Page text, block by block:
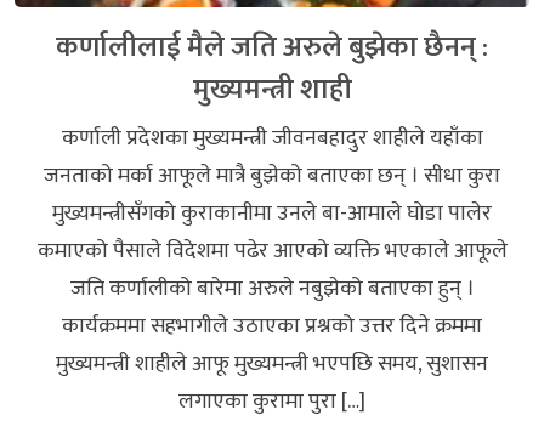
कर्णालीलाई मैले जति अरुले बुझेका छैनन् :
मुख्यमन्त्री शाही
कर्णाली प्रदेशका मुख्यमन्त्री जीवनबहादुर शाहीले यहाँका
जनताको मर्का आफूले मात्रै बुझेको बताएका छन् । सीधा कुरा
मुख्यमन्त्रीसँगको कुराकानीमा उनले बा-आमाले घोडा पालेर
कमाएको पैसाले विदेशमा पढेर आएको व्यक्ति भएकाले आफूले
जति कर्णालीको बारेमा अरुले नबुझेको बताएका हुन् ।
कार्यक्रममा सहभागीले उठाएका प्रश्नको उत्तर दिने क्रममा
मुख्यमन्त्री शाहीले आफू मुख्यमन्त्री भएपछि समय, सुशासन
लगाएका कुरामा पुरा […]